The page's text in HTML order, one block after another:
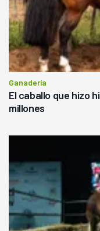
Ganadería
El caballo que hizo
millones